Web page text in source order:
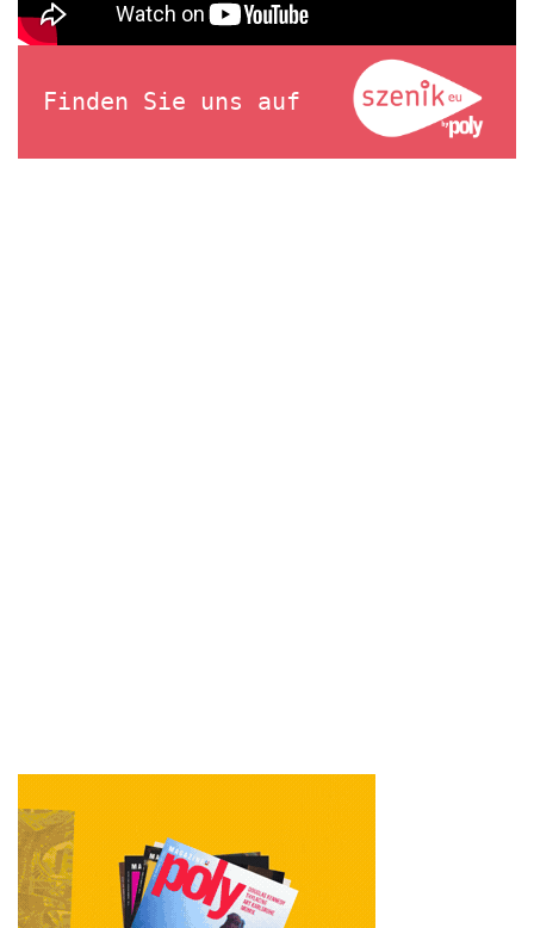
Finden Sie uns auf